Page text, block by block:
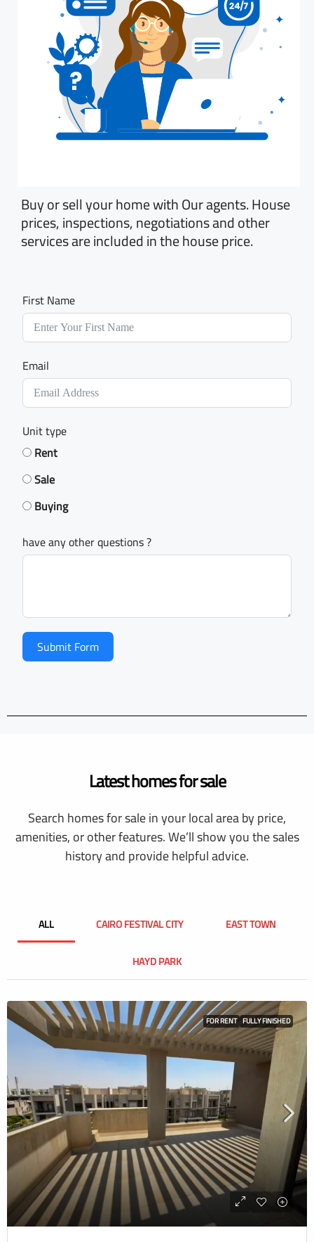
Buy or sell your home with Our agents. House
prices, inspections, negotiations and other
services are included in the house price.
First Name
Email
Unit type
Rent
Sale
Buying
have any other questions ?
Submit Form
Latest homes for sale
Search homes for sale in your local area by price,
amenities, or other features. We’ll show you the sales
history and provide helpful advice.
ALL CAIRO FESTIVAL CITY EAST TOWN
HAYD PARK
FOR RENT FULLY FINISHED